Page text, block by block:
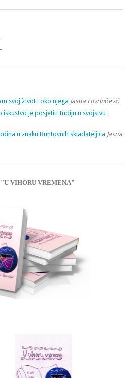
svoj život i oko njega Jasna Lovrinčević
iskustvo je posjetiti Indiju u svojstvu
u znaku Buntovnih skladateljica Jasna
"U VIHORU VREMENA"